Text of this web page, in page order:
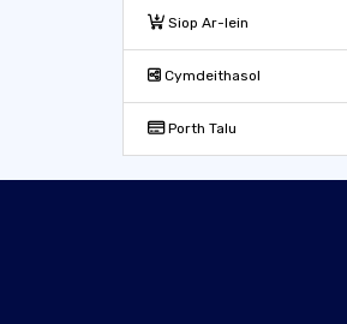
Siop Ar-lein
Cymdeithasol
Porth Talu